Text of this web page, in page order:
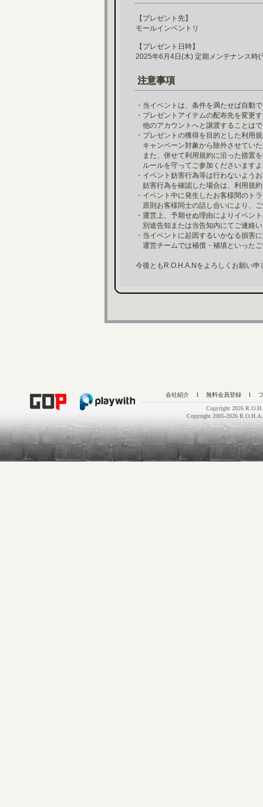
【プレゼント先】
モールインベントリ
【プレゼント日時】
2025年6月4日(木) 定期メンテナンス時(
注意事項
・当イベントは、条件を満たせば自動
・プレゼントアイテムの配布先を変更
他のアカウントへと譲渡することは
・プレゼントの獲得を目的とした利用
キャンペーン対象から除外させてい
また、併せて利用規約に沿った措置
ルールを守ってご参加くださいます
・イベント妨害行為等は行わないよう
妨害行為を確認した場合は、利用規
・イベント中に発生したお客様間のト
原則お客様同士の話し合いにより、
・運営上、予期せぬ理由によりイベン
別途告知または当告知内にてご連絡
・当イベントに起因するいかなる損害
運営チームでは補償・補填といった
今後ともR.O.H.A.Nをよろしくお願い申
会社紹介 l 無料会員登録 l
Copyright 2026
Copyright 2005-2026